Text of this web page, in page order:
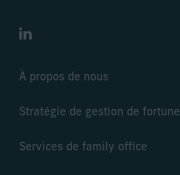
LinkedIn
À propos de nous
Stratégie de gestion de fortune
Services de family office